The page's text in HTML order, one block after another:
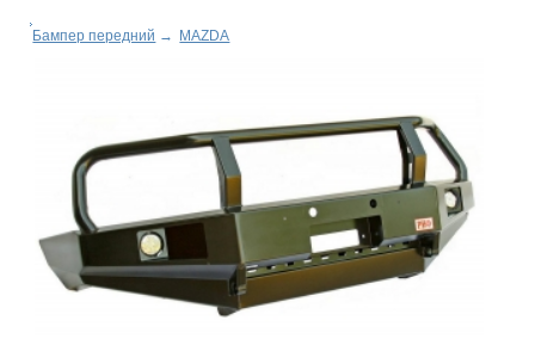
Бампер передний → MAZDA